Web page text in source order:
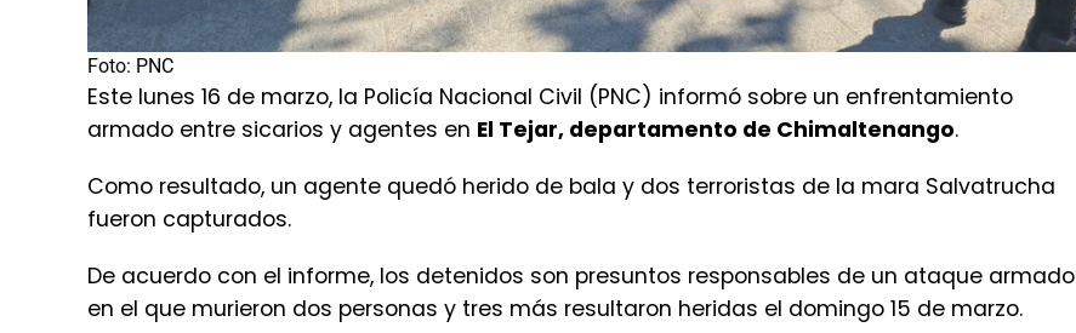
Foto: PNC
Este lunes 16 de marzo, la Policía Nacional Civil (PNC) informó sobre un enfrentamiento
armado entre sicarios y agentes en El Tejar, departamento de Chimaltenango.
Como resultado, un agente quedó herido de bala y dos terroristas de la mara Salvatrucha
fueron capturados.
De acuerdo con el informe, los detenidos son presuntos responsables de un ataque armado
en el que murieron dos personas y tres más resultaron heridas el domingo 15 de marzo.